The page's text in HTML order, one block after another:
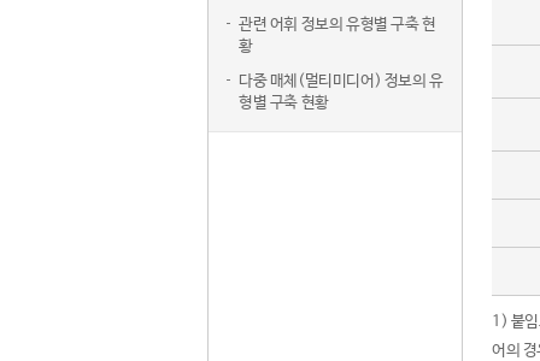
관련 어휘 정보의 유형별 구축 현
황
다중 매체(멀티미디어) 정보의 유
형별 구축 현황
1) 붙
어의